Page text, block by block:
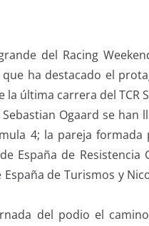
del Racing
ha destacado el
última carrera del TCR
Ogaard se han
4; la pareja formada
de Resistencia
de Turismos y
del podio el